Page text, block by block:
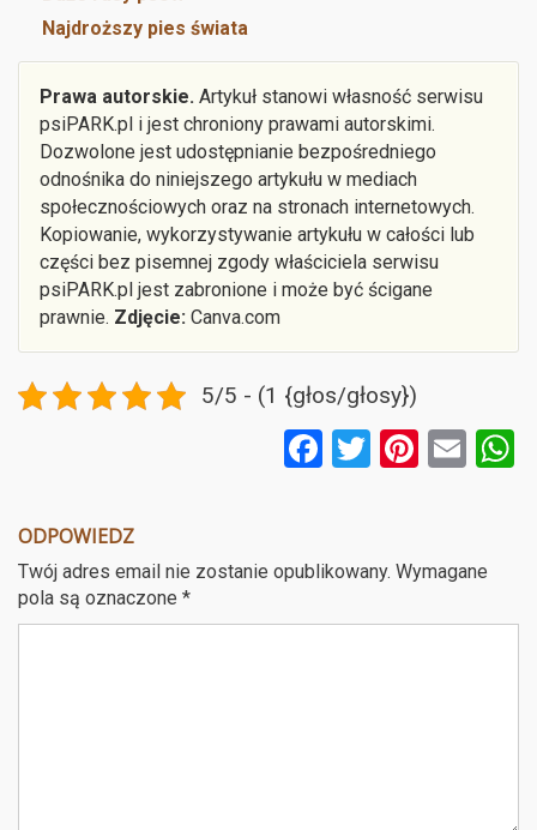
Najdroższy pies świata
Prawa autorskie. Artykuł stanowi własność serwisu
psiPARK.pl i jest chroniony prawami autorskimi.
Dozwolone jest udostępnianie bezpośredniego
odnośnika do niniejszego artykułu w mediach
społecznościowych oraz na stronach internetowych.
Kopiowanie, wykorzystywanie artykułu w całości lub
części bez pisemnej zgody właściciela serwisu
psiPARK.pl jest zabronione i może być ścigane
prawnie. Zdjęcie: Canva.com
5/5 - (1 {głos/głosy})
F
b
o
T
er
Pi
es
E
ODPOWIEDZ
Twój adres email nie zostanie opublikowany. Wymagane
pola są oznaczone *